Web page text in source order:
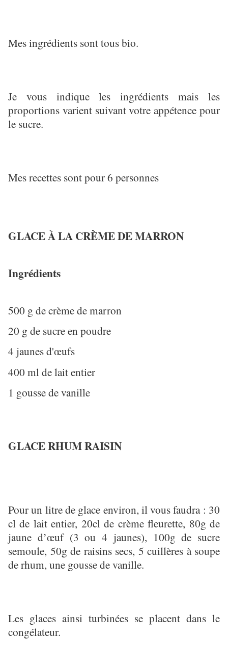
Mes ingrédients sont tous bio.
Je vous indique les ingrédients mais les
proportions varient suivant votre appétence pour
le sucre.
Mes recettes sont pour 6 personnes
GLACE À LA CRÈME DE MARRON
Ingrédients
500 g de crème de marron
20 g de sucre en poudre
4 jaunes d'œufs
400 ml de lait entier
1 gousse de vanille
GLACE RHUM RAISIN
Pour un litre de glace environ, il vous faudra : 30
cl de lait entier, 20cl de crème fleurette, 80g de
jaune d’œuf (3 ou 4 jaunes), 100g de sucre
semoule, 50g de raisins secs, 5 cuillères à soupe
de rhum, une gousse de vanille.
Les glaces ainsi turbinées se placent dans le
congélateur.